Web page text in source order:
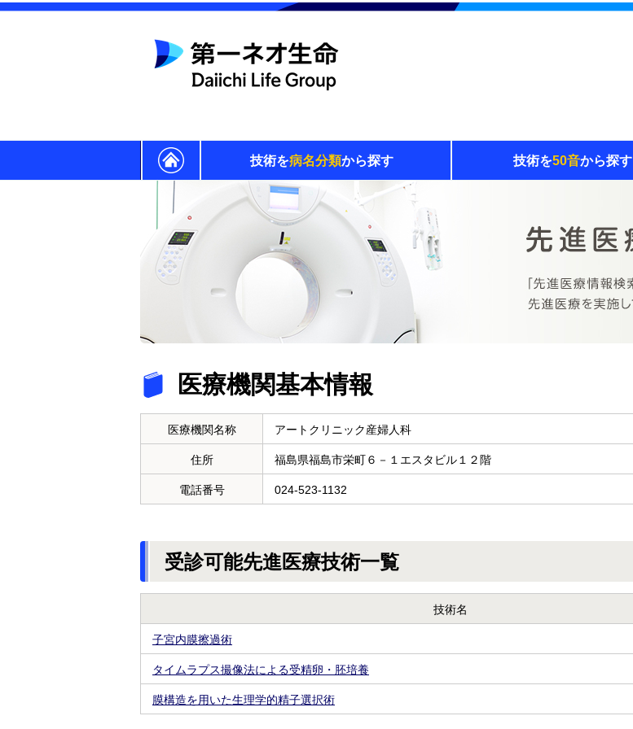
技術を病名分類から探す 技術を50音から探す
医療機関基本情報
医療機関名称 アートクリニック産婦人科
住所 福島県福島市栄町６－１エスタビル１２階
電話番号 024-523-1132
受診可能先進医療技術一覧
技術名
子宮内膜擦過術
タイムラプス撮像法による受精卵・胚培養
膜構造を用いた生理学的精子選択術